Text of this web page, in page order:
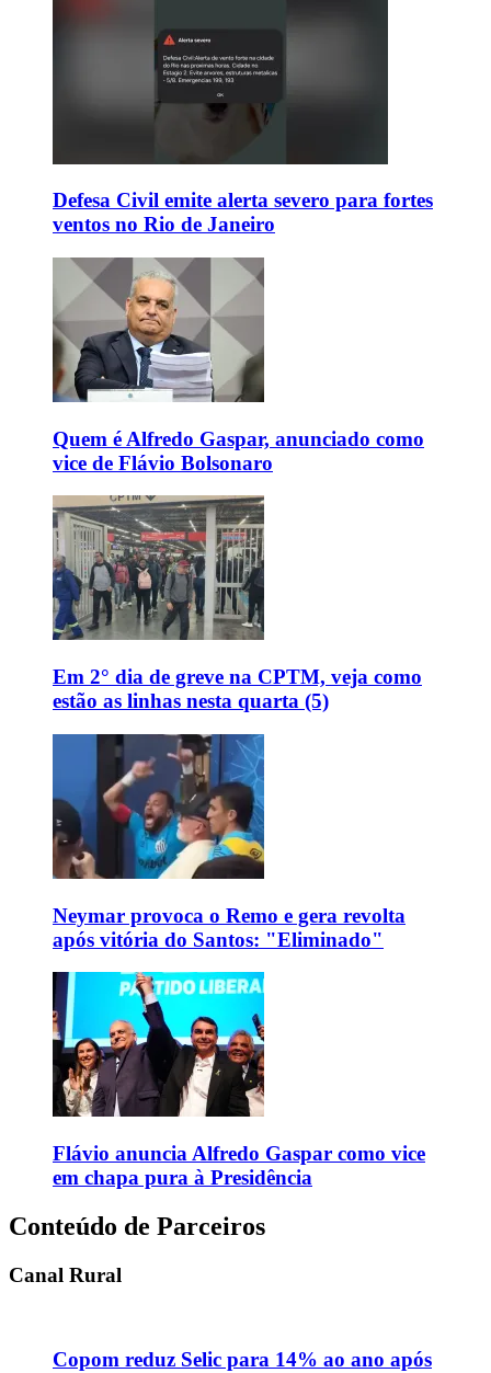
Defesa Civil emite alerta severo para fortes
ventos no Rio de Janeiro
Quem é Alfredo Gaspar, anunciado como
vice de Flávio Bolsonaro
Em 2° dia de greve na CPTM, veja como
estão as linhas nesta quarta (5)
Neymar provoca o Remo e gera revolta
após vitória do Santos: "Eliminado"
Flávio anuncia Alfredo Gaspar como vice
em chapa pura à Presidência
Conteúdo de Parceiros
Canal Rural
Copom reduz Selic para 14% ao ano após